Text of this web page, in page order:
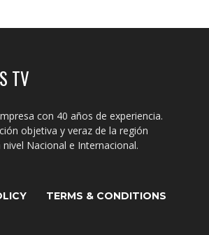
TV
con 40 años de experiencia.
objetiva y veraz de la región
Nacional e Internacional.
TERMS & CONDITIONS